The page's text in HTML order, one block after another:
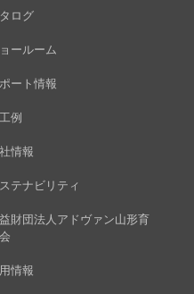
ログ
ールーム
ート情報
例
情報
テナビリティ
財団法人アドヴァン山形育
情報